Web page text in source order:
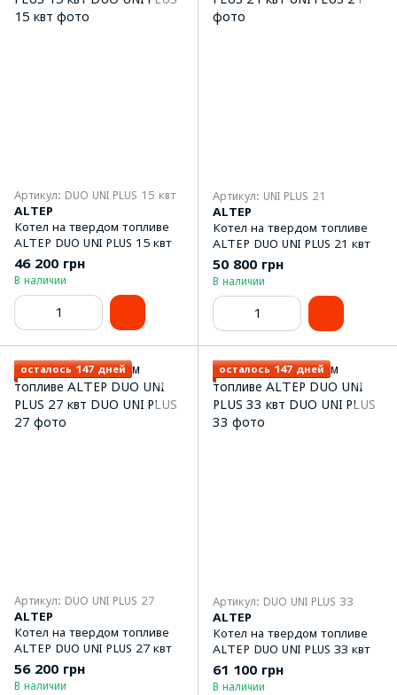
Артикул: DUO UNI PLUS 15 квт
ALTEP
Котел на твердом топливе
ALTEP DUO UNI PLUS 15 квт
46 200 грн
В наличии
Артикул: UNI PLUS 21
ALTEP
Котел на твердом топливе
ALTEP DUO UNI PLUS 21 квт
50 800 грн
В наличии
осталось 147 дней
Артикул: DUO UNI PLUS 27
ALTEP
Котел на твердом топливе
ALTEP DUO UNI PLUS 27 квт
56 200 грн
В наличии
осталось 147 дней
Артикул: DUO UNI PLUS 33
ALTEP
Котел на твердом топливе
ALTEP DUO UNI PLUS 33 квт
61 100 грн
В наличии